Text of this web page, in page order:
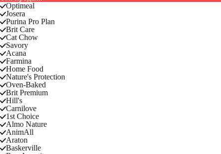
Optimeal
Josera
Purina Pro Plan
Brit Care
Cat Chow
Savory
Acana
Farmina
Home Food
Nature's Protection
Oven-Baked
Brit Premium
Hill's
Carnilove
1st Choice
Almo Nature
AnimAll
Araton
Baskerville